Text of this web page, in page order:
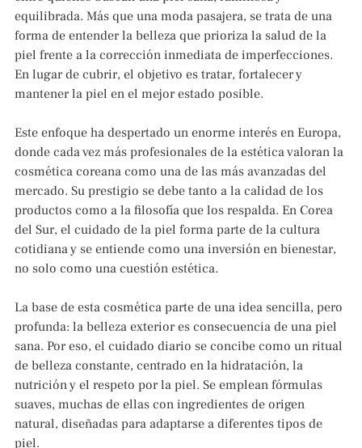
equilibrada. Más que una moda pasajera, se trata de una
forma de entender la belleza que prioriza la salud de la
piel frente a la corrección inmediata de imperfecciones.
En lugar de cubrir, el objetivo es tratar, fortalecer y
mantener la piel en el mejor estado posible.
Este enfoque ha despertado un enorme interés en Europa,
donde cada vez más profesionales de la estética valoran la
cosmética coreana como una de las más avanzadas del
mercado. Su prestigio se debe tanto a la calidad de los
productos como a la filosofía que los respalda. En Corea
del Sur, el cuidado de la piel forma parte de la cultura
cotidiana y se entiende como una inversión en bienestar,
no solo como una cuestión estética.
La base de esta cosmética parte de una idea sencilla, pero
profunda: la belleza exterior es consecuencia de una piel
sana. Por eso, el cuidado diario se concibe como un ritual
de belleza constante, centrado en la hidratación, la
nutrición y el respeto por la piel. Se emplean fórmulas
suaves, muchas de ellas con ingredientes de origen
natural, diseñadas para adaptarse a diferentes tipos de
piel.